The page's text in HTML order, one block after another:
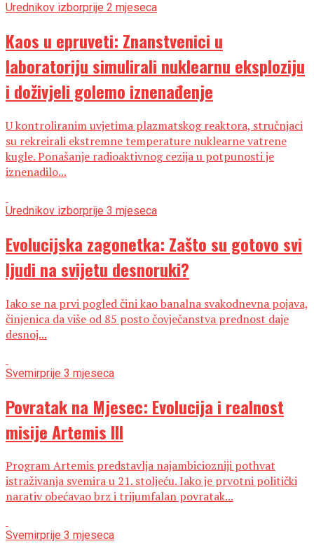
Urednikov izborprije 2 mjeseca
Kaos u epruveti: Znanstvenici u
laboratoriju simulirali nuklearnu eksploziju
i doživjeli golemo iznenađenje
U kontroliranim uvjetima plazmatskog reaktora, stručnjaci
su rekreirali ekstremne temperature nuklearne vatrene
kugle. Ponašanje radioaktivnog cezija u potpunosti je
iznenadilo...
Urednikov izborprije 3 mjeseca
Evolucijska zagonetka: Zašto su gotovo svi
ljudi na svijetu desnoruki?
Iako se na prvi pogled čini kao banalna svakodnevna pojava,
činjenica da više od 85 posto čovječanstva prednost daje
desnoj...
Svemirprije 3 mjeseca
Povratak na Mjesec: Evolucija i realnost
misije Artemis III
Program Artemis predstavlja najambiciozniji pothvat
istraživanja svemira u 21. stoljeću. Iako je prvotni politički
narativ obećavao brz i trijumfalan povratak...
Svemirprije 3 mjeseca